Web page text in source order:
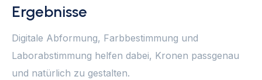
Ergebnisse
Digitale Abformung, Farbbestimmung und
Laborabstimmung helfen dabei, Kronen passgenau
und natürlich zu gestalten.